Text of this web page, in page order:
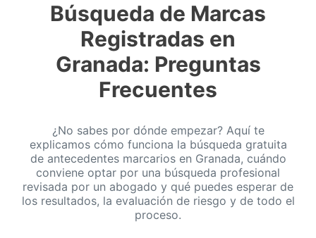
Búsqueda de Marcas
Registradas en
Granada: Preguntas
Frecuentes
¿No sabes por dónde empezar? Aquí te
explicamos cómo funciona la búsqueda gratuita
de antecedentes marcarios en Granada, cuándo
conviene optar por una búsqueda profesional
revisada por un abogado y qué puedes esperar de
los resultados, la evaluación de riesgo y de todo el
proceso.